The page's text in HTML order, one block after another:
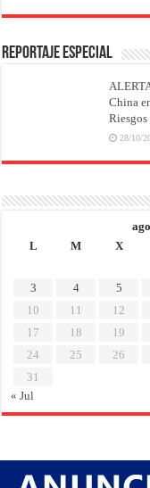
REPORTAJE ESPECIAL
China
28/10/
L
M X
3
4 5
10
11 12
17
18 19
24
25 26
31
« Jul